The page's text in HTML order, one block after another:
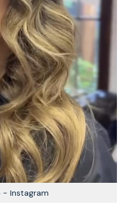
- Instagram